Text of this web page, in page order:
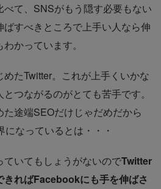
て、SNSがもう隠す必要もない
ばすべきところで上手い人なら伸
かっています。
たTwitter。これが上手くいかな
つながるのがとても苦手です。
途端SEOだけじゃだめだから
なっているとは・・・
いてもしょうがないのでTwitter
きればFacebookにも手を伸ばさ